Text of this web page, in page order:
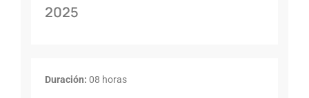
2025
Duración: 08 horas